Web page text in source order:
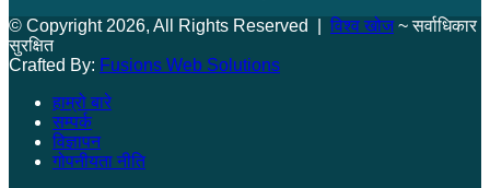
© Copyright 2026, All Rights Reserved | विश्व खोज~ सर्वाधिकार
सुरक्षित
Crafted By: Fusions Web Solutions
हाम्रो बारे
सम्पर्क
विज्ञापन
गोपनीयता नीति